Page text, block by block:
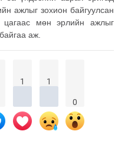
ажлыг зохион байгуулсан
мөн эрлийн ажлыг
аж.
1 1
0